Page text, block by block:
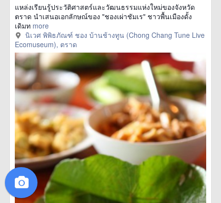
แหล่งเรียนรู้ประวัติศาสตร์และวัฒนธรรมแห่งใหม่ของจังหวัด
ตราด นำเสนอเอกลักษณ์ของ "ชองเผ่าชัมเร" ชาวพื้นเมืองดั้ง
เดิมท more
นิเวศ พิพิธภัณฑ์ ชอง บ้านช้างทูน (Chong Chang Tune Live
Ecomuseum), ตราด